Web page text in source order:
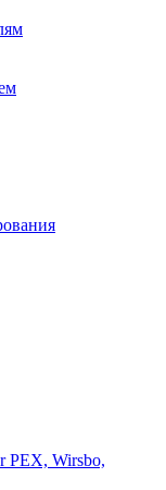
PEX, Wirsbo,